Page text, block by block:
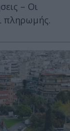
– Οι
πληρωμής.